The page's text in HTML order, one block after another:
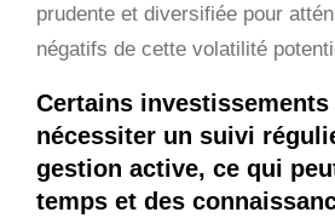
prudente et diversifiée pour
négatifs de cette volatilité
Certains investissements
nécessiter un suivi
gestion active, ce qui
temps et des